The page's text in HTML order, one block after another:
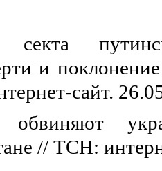
и
сайт.
обвиняют
// ТСН: